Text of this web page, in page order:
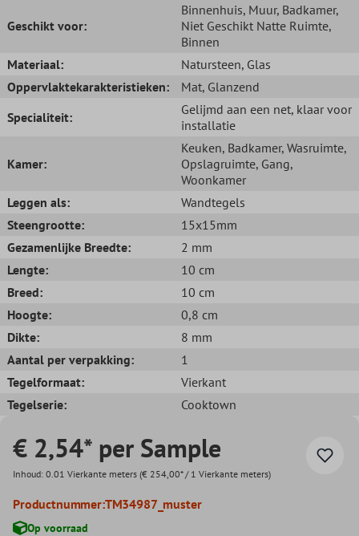
Geschikt voor:
Binnenhuis, Muur, Badkamer,
Niet Geschikt Natte Ruimte,
Binnen
Materiaal:
Natursteen, Glas
Oppervlaktekarakteristieken:
Mat, Glanzend
Specialiteit:
Gelijmd aan een net, klaar voor
installatie
Kamer:
Keuken, Badkamer, Wasruimte,
Opslagruimte, Gang,
Woonkamer
Leggen als:
Wandtegels
Steengrootte:
15x15mm
Gezamenlijke Breedte:
2 mm
Lengte:
10 cm
Breed:
10 cm
Hoogte:
0,8 cm
Dikte:
8 mm
Aantal per verpakking:
1
Tegelformaat:
Vierkant
Tegelserie:
Cooktown
€ 2,54* per Sample
Inhoud: 0.01 Vierkante meters (€ 254,00* / 1 Vierkante meters)
Productnummer:TM34987_muster
Op voorraad